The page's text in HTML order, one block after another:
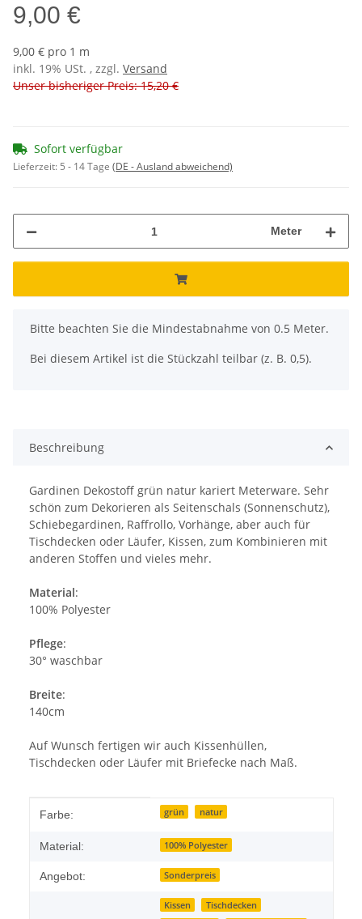
9,00 €
9,00 € pro 1 m
inkl. 19% USt. , zzgl. Versand
Unser bisheriger Preis: 15,20 €
Sofort verfügbar
Lieferzeit: 5 - 14 Tage (DE - Ausland abweichend)
Meter
x
Bitte beachten Sie die Mindestabnahme von 0.5 Meter.
Bei diesem Artikel ist die Stückzahl teilbar (z. B. 0,5).
Beschreibung
Gardinen Dekostoff grün natur kariert Meterware. Sehr
schön zum Dekorieren als Seitenschals (Sonnenschutz),
Schiebegardinen, Raffrollo, Vorhänge, aber auch für
Tischdecken oder Läufer, Kissen, zum Kombinieren mit
anderen Stoffen und vieles mehr.
Material:
100% Polyester
Pflege:
30° waschbar
Breite:
140cm
Auf Wunsch fertigen wir auch Kissenhüllen,
Tischdecken oder Läufer mit Briefecke nach Maß.
Produkteigenschaft
Wert
Farbe: grün natur
Material: 100% Polyester
Angebot: Sonderpreis
Kissen
Tischdecken